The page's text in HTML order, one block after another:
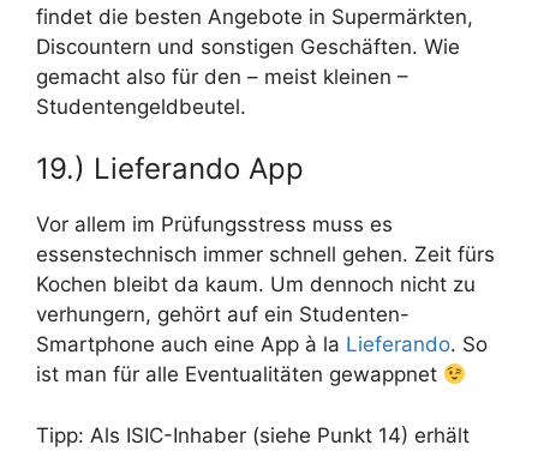
findet die besten Angebote in Supermärkten,
Discountern und sonstigen Geschäften. Wie
gemacht also für den – meist kleinen –
Studentengeldbeutel.
19.) Lieferando App
Vor allem im Prüfungsstress muss es
essenstechnisch immer schnell gehen. Zeit fürs
Kochen bleibt da kaum. Um dennoch nicht zu
verhungern, gehört auf ein Studenten-
Smartphone auch eine App à la Lieferando. So
ist man für alle Eventualitäten gewappnet
Tipp: Als ISIC-Inhaber (siehe Punkt 14) erhält